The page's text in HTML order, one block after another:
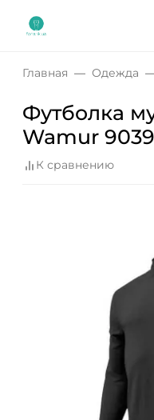
Главная Одежда
Футболка
Wamur
К сравнению